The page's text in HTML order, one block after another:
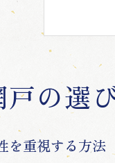
黒と
の選
を重視する方法